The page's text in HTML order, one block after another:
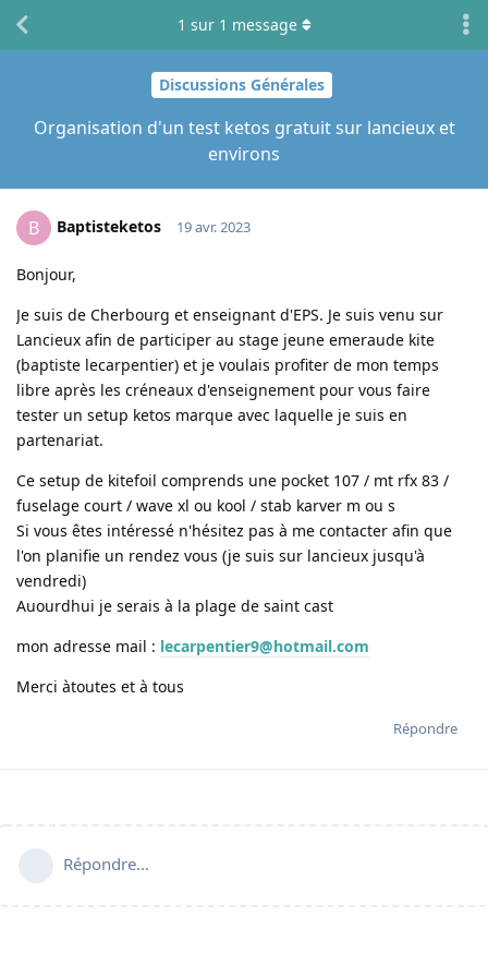
Discussions Générales
Organisation d'un test ketos gratuit sur lancieux et
environs
1 sur 1 message
B Baptisteketos 19 avr. 2023
Bonjour,
Je suis de Cherbourg et enseignant d'EPS. Je suis venu sur
Lancieux afin de participer au stage jeune emeraude kite
(baptiste lecarpentier) et je voulais profiter de mon temps
libre après les créneaux d'enseignement pour vous faire
tester un setup ketos marque avec laquelle je suis en
partenariat.
Ce setup de kitefoil comprends une pocket 107 / mt rfx 83 /
fuselage court / wave xl ou kool / stab karver m ou s
Si vous êtes intéressé n'hésitez pas à me contacter afin que
l'on planifie un rendez vous (je suis sur lancieux jusqu'à
vendredi)
Auourdhui je serais à la plage de saint cast
mon adresse mail : lecarpentier9@hotmail.com
Merci àtoutes et à tous
Répondre
Répondre…